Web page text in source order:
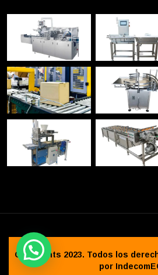
Copyrights 2023. Todos los
por